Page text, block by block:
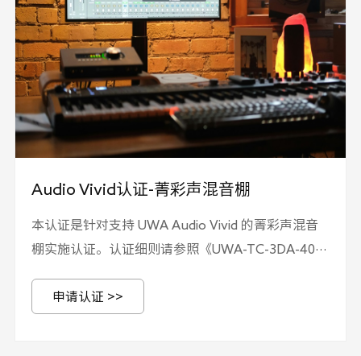
Audio Vivid认证-菁彩声混音棚
本认证是针对支持 UWA Audio Vivid 的菁彩声混音
棚实施认证。认证细则请参照《UWA-TC-3DA-404
棚》，技术要求请参照《T/UWA 009.3-5-2024 三
申请认证 >>